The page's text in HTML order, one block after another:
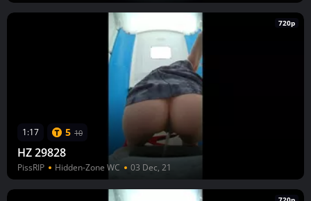
720p
1:17 5 10
HZ 29828
PissRIP Hidden-Zone WC 03 Dec, 21